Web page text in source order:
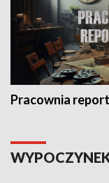
Pracownia